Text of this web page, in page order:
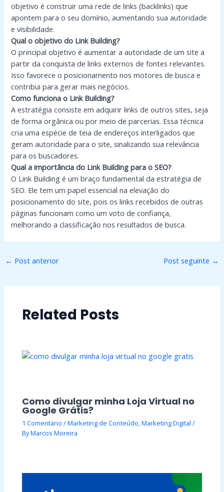
objetivo é construir uma rede de links (backlinks) que
apontem para o seu domínio, aumentando sua autoridade
e visibilidade.
Qual o objetivo do Link Building?
O principal objetivo é aumentar a autoridade de um site a
partir da conquista de links externos de fontes relevantes.
Isso favorece o posicionamento nos motores de busca e
contribui para gerar mais negócios.
Como funciona o Link Building?
A estratégia consiste em adquirir links de outros sites, seja
de forma orgânica ou por meio de parcerias. Essa técnica
cria uma espécie de teia de endereços interligados que
geram autoridade para o site, sinalizando sua relevância
para os buscadores.
Qual a importância do Link Building para o SEO?
O Link Building é um braço fundamental da estratégia de
SEO. Ele tem um papel essencial na elevação do
posicionamento do site, pois os links recebidos de outras
páginas funcionam como um voto de confiança,
melhorando a classificação nos resultados de busca.
← Post anterior Post seguinte →
Related Posts
Como divulgar minha Loja Virtual no
Google Grátis?
1 Comentário /Marketing de Conteúdo,Marketing Digital /
ByMarcos Moreira